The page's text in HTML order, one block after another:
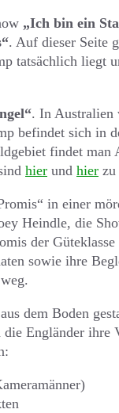
„Ich bin ein
. Auf dieser Seite
tatsächlich liegt
. In Australien
befindet sich in
findet man
hier und hier zu
in einer
Heindle, die
der
sowie ihre
dem Boden
Engländer ihre